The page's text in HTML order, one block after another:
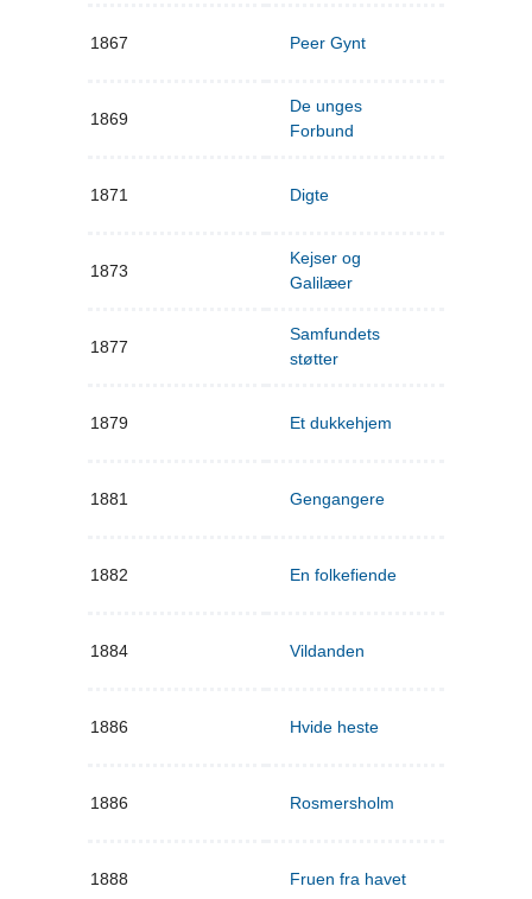
1867 Peer Gynt
1869
De unges
Forbund
1871 Digte
1873
Kejser og
Galilæer
1877
Samfundets
støtter
1879 Et dukkehjem
1881 Gengangere
1882 En folkefiende
1884 Vildanden
1886 Hvide heste
1886 Rosmersholm
1888 Fruen fra havet